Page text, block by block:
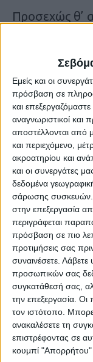
Εμείς και οι
πρόσβαση σε
και
αναγνωριστικοί
αποστέλλονται από
και περιεχόμενο,
ακροατηρίου και
και οι συνεργάτες
δεδομένα
σάρωσης συσκευών.
στην επεξεργασία
περιγράφεται
πρόσβαση σε πιο
προτιμήσεις σας
συναινέσετε. Λάβετε
προσωπικών σας
συγκατάθεσή σας,
την επεξεργασία. Οι
τον ιστότοπο.
ανακαλέσετε τη
επιστρέφοντας σε
κουμπί "Απορρήτου"
Προσεχώς θ’
τις οδηγίες
προπονητή
επικεφαλής
Στη ΦΩΤΟ οι
Αναγέννησης
κάτοχοι θα
όλους τους
και στα
Τελευταίες
Όλες
ΠΡΟΗΓΟΥΜΕΝΟ